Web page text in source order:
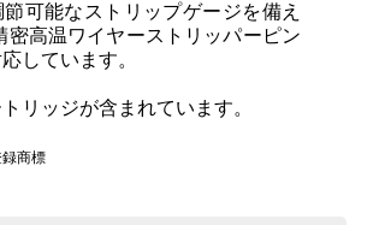
可能なストリップゲージを備え
密高温ワイヤーストリッパーピン
しています。
リッジが含まれています。
商標